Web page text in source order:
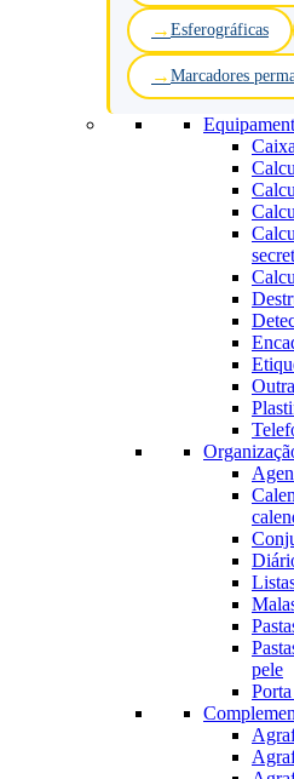
Esferográficas
Marcadores
pele